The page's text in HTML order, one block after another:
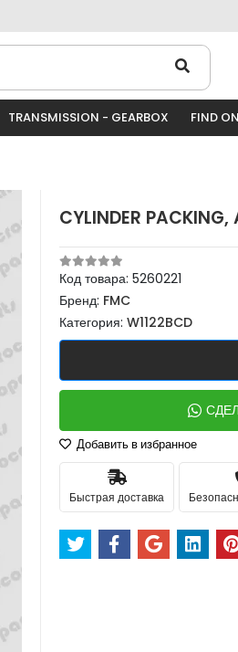
TRANSMISSION - GEARBOX FIND
CYLINDER PACKING,
Код товара: 5260221
Бренд: FMC
Категория: W1122BCD
Добавить в избранное
Быстрая доставка